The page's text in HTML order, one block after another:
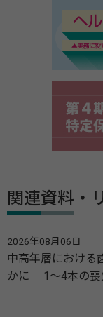
関連資料・
2026年08月06日
中高年層における
かに 1～4本の喪